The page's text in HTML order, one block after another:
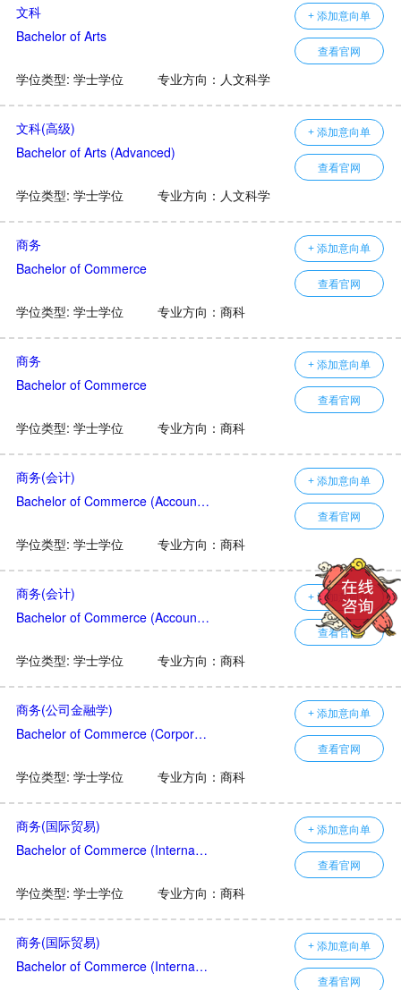
文科
Bachelor of Arts
+ 添加意向单
查看官网
学位类型: 学士学位 专业方向：人文科学
文科(高级)
Bachelor of Arts (Advanced)
+ 添加意向单
查看官网
学位类型: 学士学位 专业方向：人文科学
商务
Bachelor of Commerce
+ 添加意向单
查看官网
学位类型: 学士学位 专业方向：商科
商务
Bachelor of Commerce
+ 添加意向单
查看官网
学位类型: 学士学位 专业方向：商科
商务(会计)
Bachelor of Commerce (Accounting)
+ 添加意向单
查看官网
学位类型: 学士学位 专业方向：商科
商务(会计)
Bachelor of Commerce (Accounting)
+ 添加意向单
查看官网
学位类型: 学士学位 专业方向：商科
商务(公司金融学)
Bachelor of Commerce (Corporate Finance)
+ 添加意向单
查看官网
学位类型: 学士学位 专业方向：商科
商务(国际贸易)
Bachelor of Commerce (International Business)
+ 添加意向单
查看官网
学位类型: 学士学位 专业方向：商科
商务(国际贸易)
Bachelor of Commerce (International Business)
+ 添加意向单
查看官网